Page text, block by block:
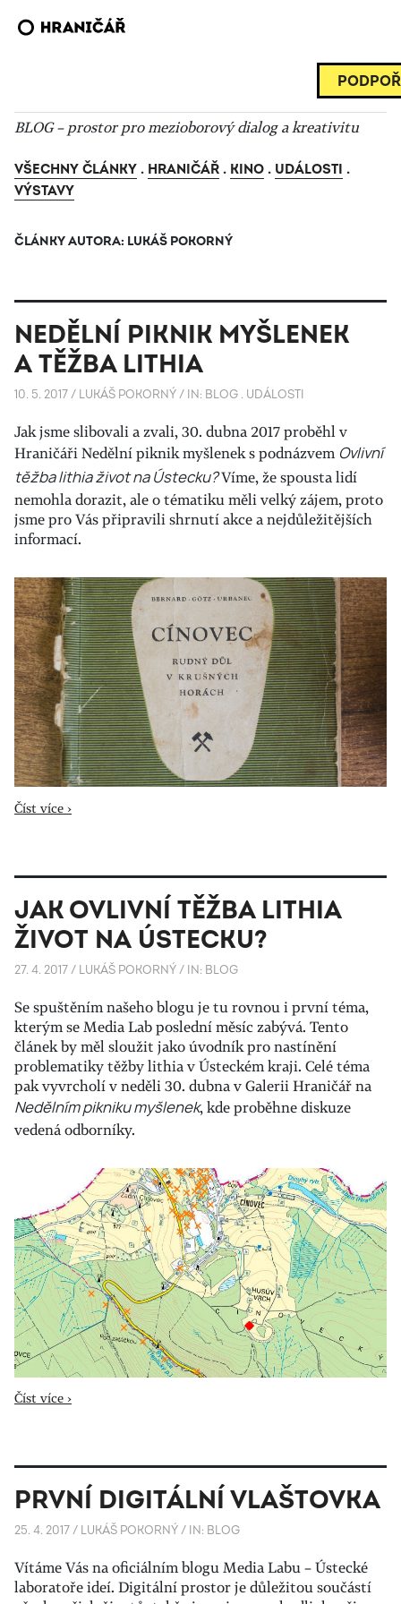
BLOG – prostor pro mezioborový dialog a kreativitu
VŠECHNY ČLÁNKY . HRANIČÁŘ . KINO . UDÁLOSTI .
VÝSTAVY
ČLÁNKY AUTORA: LUKÁŠ POKORNÝ
NEDĚLNÍ PIKNIK MYŠLENEK
A TĚŽBA LITHIA
10. 5. 2017/ LUKÁŠ POKORNÝ/ IN: BLOG . UDÁLOSTI
Jak jsme slibovali a zvali, 30. dubna 2017 proběhl v
Hraničáři Nedělní piknik myšlenek s podnázvem Ovlivní
těžba lithia život na Ústecku?Víme, že spousta lidí
nemohla dorazit, ale o tématiku měli velký zájem, proto
jsme pro Vás připravili shrnutí akce a nejdůležitějších
informací.
Číst více ›
JAK OVLIVNÍ TĚŽBA LITHIA
ŽIVOT NA ÚSTECKU?
27. 4. 2017/ LUKÁŠ POKORNÝ/ IN: BLOG
Se spuštěním našeho blogu je tu rovnou i první téma,
kterým se Media Lab poslední měsíc zabývá. Tento
článek by měl sloužit jako úvodník pro nastínění
problematiky těžby lithia v Ústeckém kraji. Celé téma
pak vyvrcholí v neděli 30. dubna v Galerii Hraničář na
Nedělním pikniku myšlenek, kde proběhne diskuze
vedená odborníky.
Číst více ›
PRVNÍ DIGITÁLNÍ VLAŠTOVKA
25. 4. 2017/ LUKÁŠ POKORNÝ/ IN: BLOG
Vítáme Vás na oficiálním blogu Media Labu – Ústecké
laboratoře ideí. Digitální prostor je důležitou součástí